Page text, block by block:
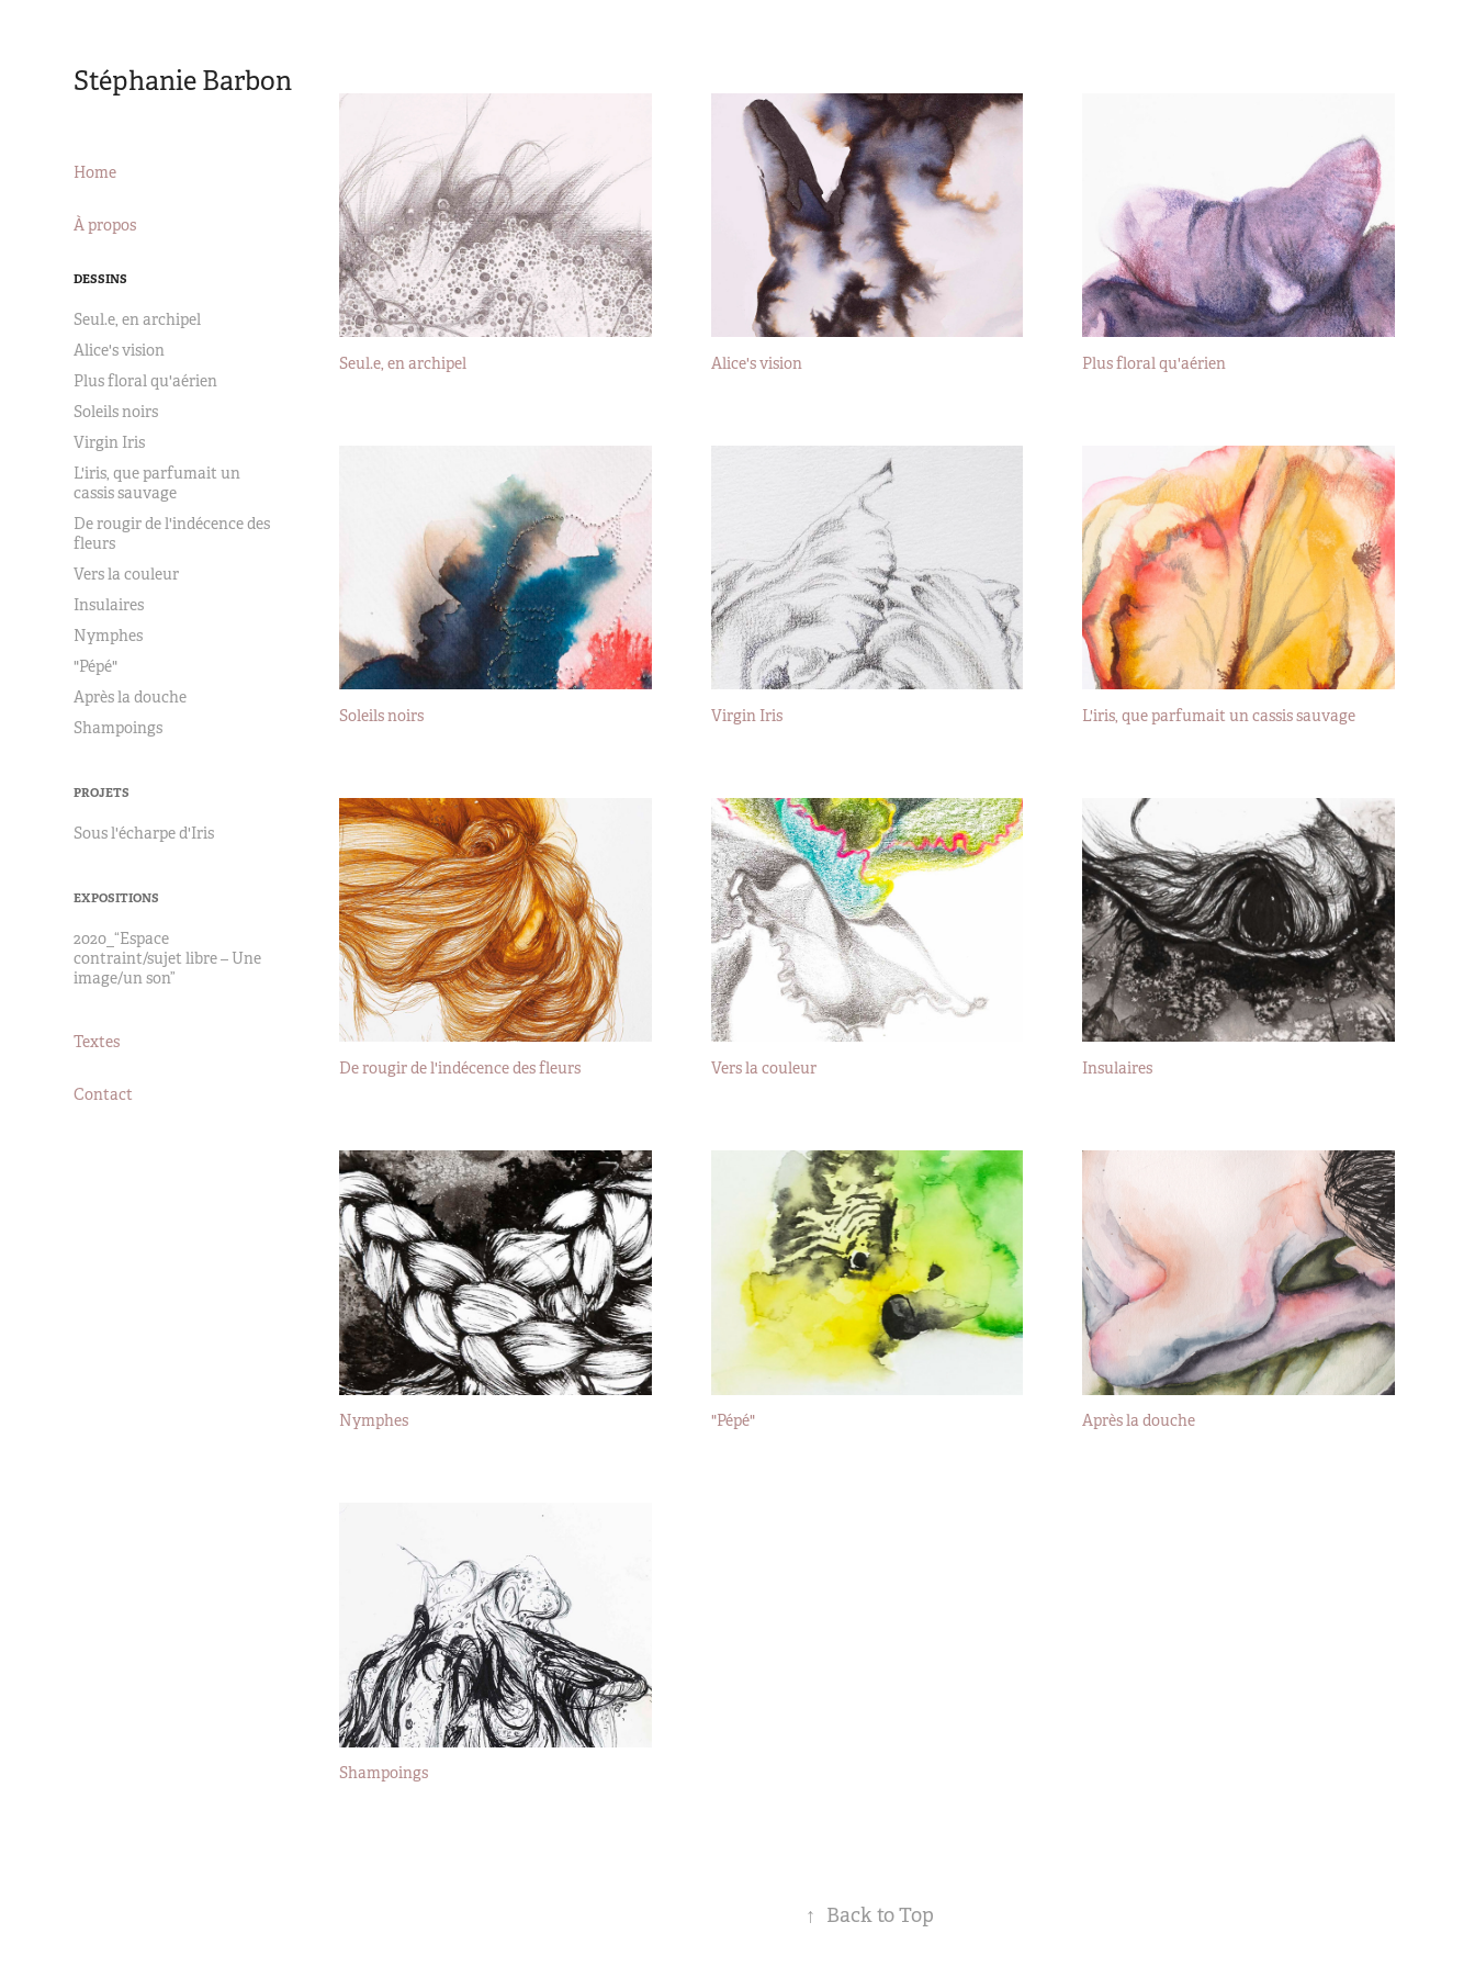
Stéphanie Barbon
Home
À propos
DESSINS
Seul.e, en archipel
Alice's vision
Plus floral qu'aérien
Soleils noirs
Virgin Iris
L'iris, que parfumait un
cassis sauvage
De rougir de l'indécence des
fleurs
Vers la couleur
Insulaires
Nymphes
"Pépé"
Après la douche
Shampoings
PROJETS
Sous l'écharpe d'Iris
EXPOSITIONS
2020_“Espace
contraint/sujet libre – Une
image/un son”
Textes
Contact
Seul.e, en archipel Alice's vision Plus floral qu'aérien
Soleils noirs Virgin Iris L'iris, que parfumait un cassis sauvage
De rougir de l'indécence des fleurs Vers la couleur Insulaires
Nymphes "Pépé" Après la douche
Shampoings
↑ Back to Top